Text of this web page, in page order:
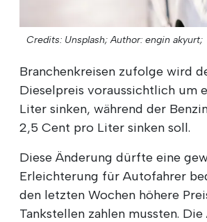
Credits: Unsplash; Author: engin akyurt;
Branchenkreisen zufolge wird
Dieselpreis voraussichtlich um
Liter sinken, während der
2,5 Cent pro Liter sinken soll.
Diese Änderung dürfte eine
Erleichterung für Autofahrer
den letzten Wochen höhere
Tankstellen zahlen mussten. Die